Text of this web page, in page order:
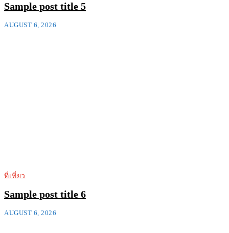
Sample post title 5
AUGUST 6, 2026
ที่เที่ยว
Sample post title 6
AUGUST 6, 2026